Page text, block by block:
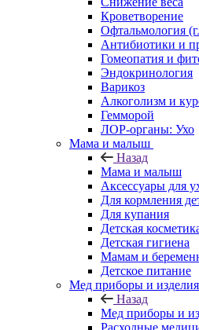
Кроветворение
Офтальмология
Антибиотики и
Гомеопатия и
Эндокринология
Варикоз
Алкоголизм и
Гемморой
ЛОР-органы: Ухо
Мама и малыш
Назад
Мама и малыш
Аксессуары для
Для кормления
Для купания
Детская
Детская гигиена
Мамам и
Детское питание
Мед приборы и изделия
Назад
Мед приборы и
Расходные